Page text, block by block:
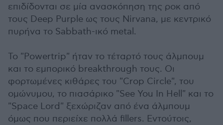
επιδίδονται σε μία ανασκόπηση της ροκ από
τους Deep Purple ως τους Nirvana, με κεντρικό
πυρήνα το Sabbath-ικό metal.
Το "Powertrip" ήταν το τέταρτό τους άλμπουμ
και το εμπορικό breakthrough τους. Οι
φορτωμένες κιθάρες του "Crop Circle", του
ομώνυμου, το πιασάρικο "See You In Hell" και το
"Space Lord" ξεχώριζαν από ένα άλμπουμ
όμως που περιείχε πολλά fillers. Εντούτοις,